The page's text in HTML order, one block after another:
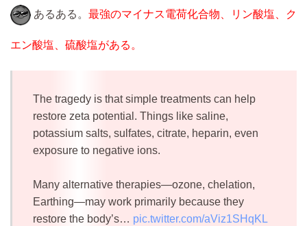
あるある。 最強のマイナス電荷化合物、リン酸塩、ク
エン酸塩、硫酸塩がある。
The tragedy is that simple treatments can help
restore zeta potential. Things like saline,
potassium salts, sulfates, citrate, heparin, even
exposure to negative ions.
Many alternative therapies—ozone, chelation,
Earthing—may work primarily because they
restore the body’s… pic.twitter.com/aViz1SHqKL